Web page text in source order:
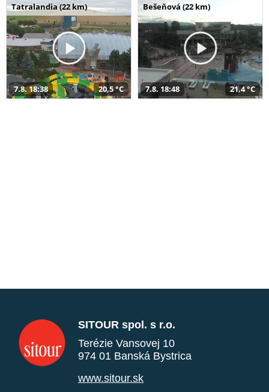
Tatralandia (22 km)
7.8. 18:38 20,5 °C
Bešeňová (22 km)
7.8. 18:48 21,4 °C
SITOUR spol. s r.o.
Terézie Vansovej 10
974 01 Banská Bystrica
www.sitour.sk